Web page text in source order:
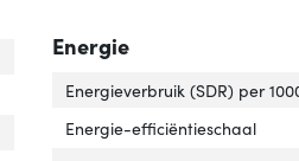
Energie
Energieverbruik (SDR) per
Energie-efficiëntieschaal